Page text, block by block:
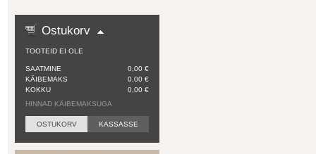
Ostukorv
TOOTEID EI OLE
SAATMINE
0,00 €
KÄIBEMAKS
0,00 €
KOKKU
0,00 €
HINNAD KÄIBEMAKSUGA
OSTUKORV KASSASSE